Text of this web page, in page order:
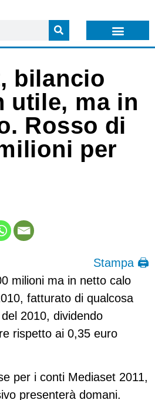
bilancio
utile, ma in
Rosso di
per
Stampa 🖨
milioni ma in netto calo
fatturato di qualcosa
2010, dividendo
rispetto ai 0,35 euro
per i conti Mediaset 2011,
presenterà domani.